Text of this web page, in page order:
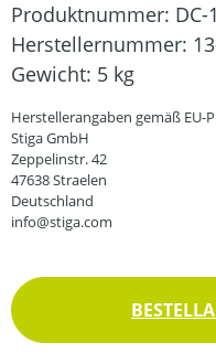
Produktnummer: DC-
Herstellernummer:
Gewicht: 5 kg
Herstellerangaben gemäß EU-
Stiga GmbH
Zeppelinstr. 42
47638 Straelen
Deutschland
info@stiga.com